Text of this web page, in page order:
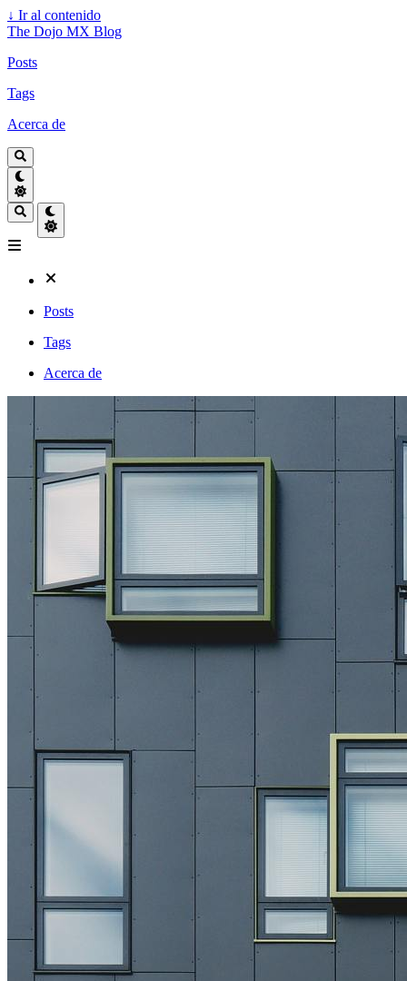
↓ Ir al contenido
The Dojo MX Blog
Posts
Tags
Acerca de
Posts
Tags
Acerca de